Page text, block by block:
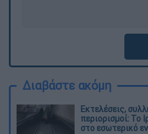
Διαβάστε ακόμη
Εκτελέσεις,
περιορισμοί: Το
στο εσωτερικό